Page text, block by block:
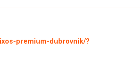
premium-dubrovnik/?